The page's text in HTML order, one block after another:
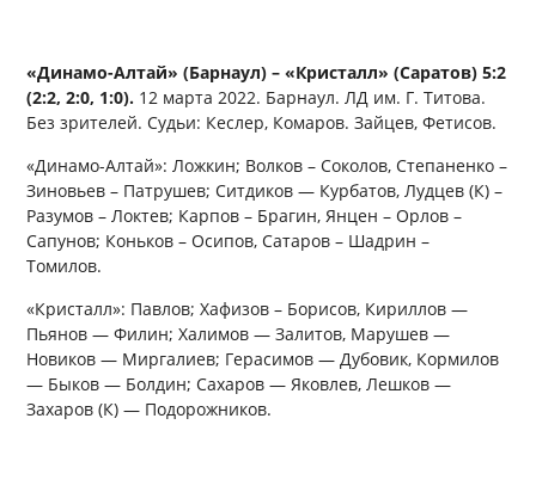
«Динамо-Алтай» (Барнаул) – «Кристалл» (Саратов) 5:2
(2:2, 2:0, 1:0). 12 марта 2022. Барнаул. ЛД им. Г. Титова.
Без зрителей. Судьи: Кеслер, Комаров. Зайцев, Фетисов.
«Динамо-Алтай»: Ложкин; Волков – Соколов, Степаненко –
Зиновьев – Патрушев; Ситдиков — Курбатов, Лудцев (К) –
Разумов – Локтев; Карпов – Брагин, Янцен – Орлов –
Сапунов; Коньков – Осипов, Сатаров – Шадрин –
Томилов.
«Кристалл»: Павлов; Хафизов – Борисов, Кириллов —
Пьянов — Филин; Халимов — Залитов, Марушев —
Новиков — Миргалиев; Герасимов — Дубовик, Кормилов
— Быков — Болдин; Сахаров — Яковлев, Лешков —
Захаров (К) — Подорожников.